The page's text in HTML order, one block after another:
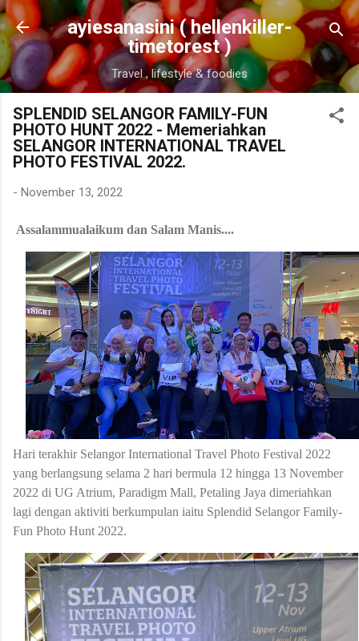
Skip to main content
ayiesanasini ( hellenkiller-
timetorest )
Travel , lifestyle & foodies
SPLENDID SELANGOR FAMILY-FUN
PHOTO HUNT 2022 - Memeriahkan
SELANGOR INTERNATIONAL TRAVEL
PHOTO FESTIVAL 2022.
- November 13, 2022
Assalammualaikum dan Salam Manis....
Hari terakhir Selangor International Travel Photo Festival 2022
yang berlangsung selama 2 hari bermula 12 hingga 13 November
2022 di UG Atrium, Paradigm Mall, Petaling Jaya dimeriahkan
lagi dengan aktiviti berkumpulan iaitu Splendid Selangor Family-
Fun Photo Hunt 2022.